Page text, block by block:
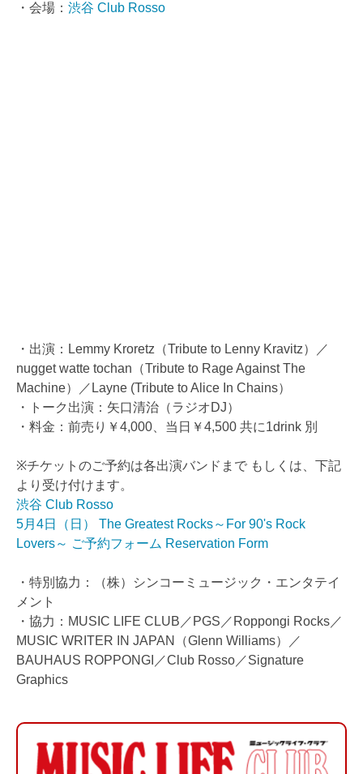
・会場： 渋谷 Club Rosso
・出演：Lemmy Kroretz（Tribute to Lenny Kravitz）／
nugget watte tochan（Tribute to Rage Against The
Machine）／Layne (Tribute to Alice In Chains）
・トーク出演：矢口清治（ラジオDJ）
・料金：前売り￥4,000、当日￥4,500 共に1drink 別
※チケットのご予約は各出演バンドまで もしくは、下記
より受け付けます。
渋谷 Club Rosso
5月4日（日） The Greatest Rocks～For 90's Rock
Lovers～ ご予約フォーム Reservation Form
・特別協力：（株）シンコーミュージック・エンタテイ
メント
・協力：MUSIC LIFE CLUB／PGS／Roppongi Rocks／
MUSIC WRITER IN JAPAN（Glenn Williams）／
BAUHAUS ROPPONGI／Club Rosso／Signature
Graphics